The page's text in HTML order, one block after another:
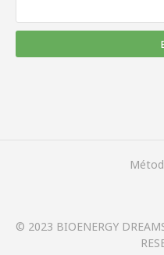
© 2023 BIOENERGY